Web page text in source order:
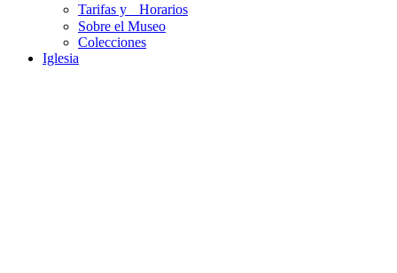
Tarifas y Horarios
Sobre el Museo
Colecciones
Iglesia